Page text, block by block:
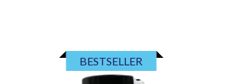
BESTSELLER